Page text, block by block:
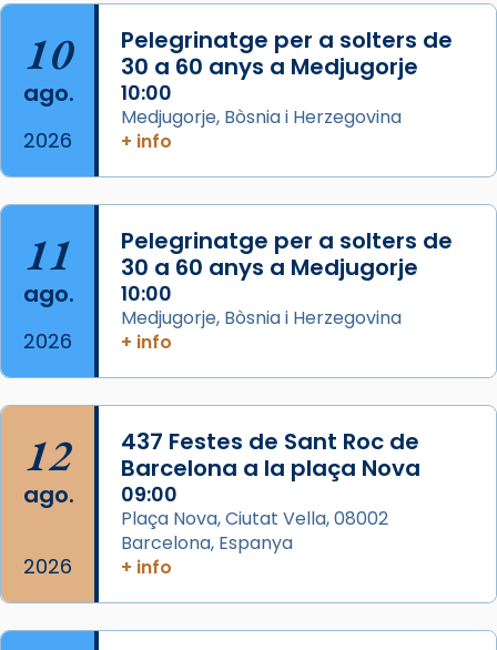
col·laboradors, a la Catedral de Barcelona.
L’arquebisbe de Barcelona, el cardenal Joan
Josep Omella, ha presidit la missa i l’ha
concelebrat el bisbe auxiliar de Barcelona,
Mons. David Abadías.
📸 Dr. G. Simón
Foto
View on Facebook · Share
Arquebisbat de Barcelona
2 weeks ago
Acompanyant la història de sant Cugat, a
partir de l’Edat Mitjana sorgeix la tradició
que les santes Juliana (“relatiu a Júlia”) i
Semproniana (“relatiu a Semprònia =
eterna”) són deixebles seves. I l’any 1667, el
frare Joan Gaspar Roig, afirma en una obra
que les santes són filles de l’antiga Iluro.
Mataró en reivindicarà les relíq
10
ago.
2026
Pelegrinatge per a solters de
30 a 60 anys a Medjugorje
10:00
Medjugorje, Bòsnia i Herzegovina
+ info
11
ago.
2026
Pelegrinatge per a solters de
30 a 60 anys a Medjugorje
10:00
Medjugorje, Bòsnia i Herzegovina
+ info
12
ago.
2026
437 Festes de Sant Roc de
Barcelona a la plaça Nova
09:00
Plaça Nova, Ciutat Vella, 08002
Barcelona, Espanya
+ info